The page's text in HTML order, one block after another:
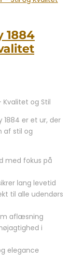
1884
Kvalitet og Stil
1884 er et ur, der
af stil og
med fokus på
lang levetid
til alle udendørs
aflæsning
i
elegance